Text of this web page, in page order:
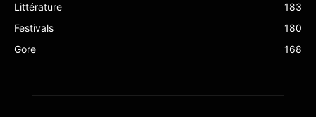
Littérature
183
Festivals
180
Gore
168